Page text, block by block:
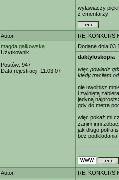
wyławiaczy
z cmentarzy
Autor
RE: KONKURS
magda gałkowska
Użytkownik
Postów: 947
Data rejestracji: 11.03.07
Dodane dnia
daktyloskopia
więc powiedz
kiedy traciłam
nie uwolnisz
i zwiniętą
jedyną
gdy do metra
więc pokaż mi
zanim inni
jak długo
bez
Autor
RE: KONKURS